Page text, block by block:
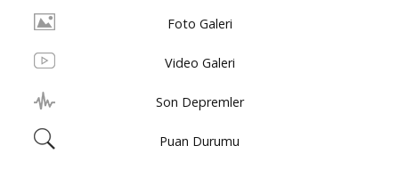
Foto Galeri
Video Galeri
Son Depremler
Puan Durumu